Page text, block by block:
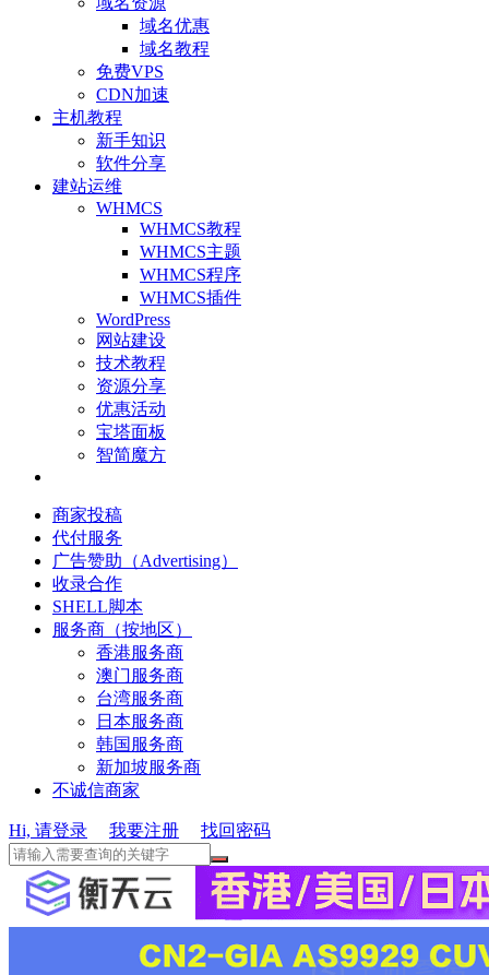
域名优惠
域名教程
免费VPS
CDN加速
主机教程
新手知识
软件分享
建站运维
WHMCS
WHMCS教程
WHMCS主题
WHMCS程序
WHMCS插件
WordPress
网站建设
技术教程
资源分享
优惠活动
宝塔面板
智简魔方
商家投稿
代付服务
广告赞助（Advertising）
收录合作
SHELL脚本
服务商（按地区）
香港服务商
澳门服务商
台湾服务商
日本服务商
韩国服务商
新加坡服务商
不诚信商家
Hi, 请登录 我要注册 找回密码